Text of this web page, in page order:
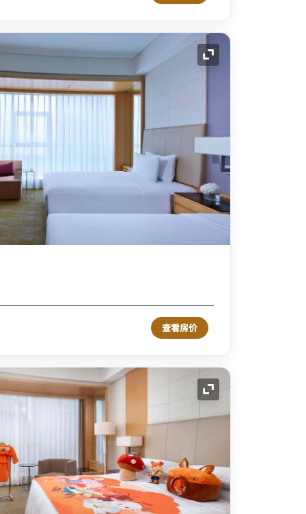
展开图标
查看房价
展开图标